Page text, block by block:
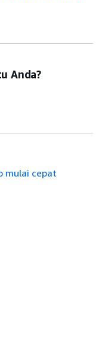
Anda?
mulai cepat